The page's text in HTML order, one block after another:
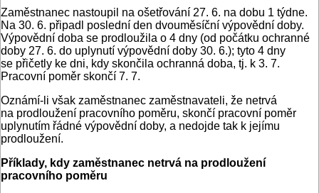
Zaměstnanec nastoupil na ošetřování 27. 6. na dobu 1 týdne.
Na 30. 6. připadl poslední den dvouměsíční výpovědní doby.
Výpovědní doba se prodloužila o 4 dny (od počátku ochranné
doby 27. 6. do uplynutí výpovědní doby 30. 6.); tyto 4 dny
se přičetly ke dni, kdy skončila ochranná doba, tj. k 3. 7.
Pracovní poměr skončí 7. 7.
Oznámí-li však zaměstnanec zaměstnavateli, že netrvá
na prodloužení pracovního poměru, skončí pracovní poměr
uplynutím řádné výpovědní doby, a nedojde tak k jejímu
prodloužení.
Příklady, kdy zaměstnanec netrvá na prodloužení
pracovního poměru